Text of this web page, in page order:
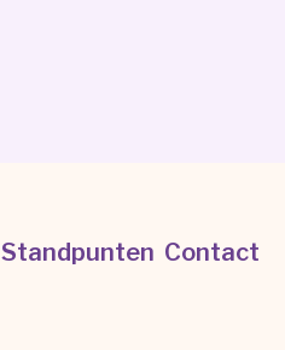
Standpunten Contact